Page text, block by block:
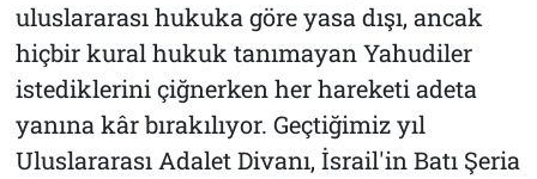
uluslararası hukuka göre yasa dışı, ancak
hiçbir kural hukuk tanımayan Yahudiler
istediklerini çiğnerken her hareketi adeta
yanına kâr bırakılıyor. Geçtiğimiz yıl
Uluslararası Adalet Divanı, İsrail'in Batı Şeria